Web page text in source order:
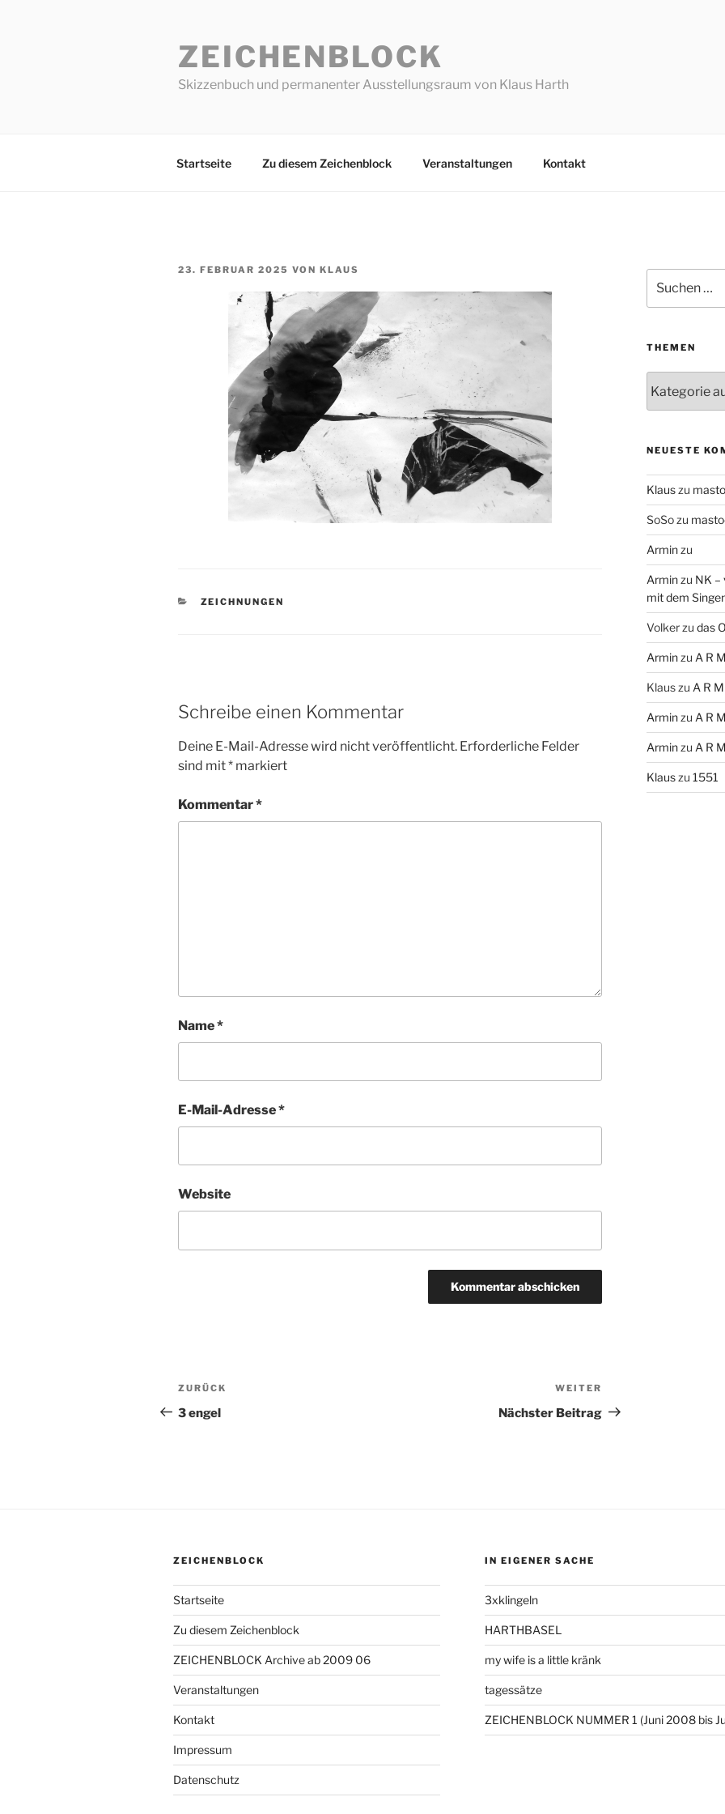
ZEICHENBLOCK
Skizzenbuch und permanenter Ausstellungsraum von Klaus Harth
Startseite Zu diesem Zeichenblock Veranstaltungen Kontakt
VERÖFFENTLICHT
23. FEBRUAR 2025 VON KLAUS
KATEGORIEN
ZEICHNUNGEN
Schreibe einen Kommentar
Deine E-Mail-Adresse wird nicht veröffentlicht. Erforderliche Felder
sind mit* markiert
Kommentar*
Name*
E-Mail-Adresse*
Website
Beitragsnavigation
Vorheriger
Beitrag
ZURÜCK
3 engel
Beitrag
WEITER
Nächster Beitrag
nach:
THEMEN
NEUESTE
Klauszu
SoSozu
Arminzu
Arminzu NK –
mit dem
Volkerzu das
Arminzu A R
Klauszu A R
Arminzu A R
Arminzu A R
Klauszu 1551
ZEICHENBLOCK
Startseite
Zu diesem Zeichenblock
ZEICHENBLOCK Archive ab 2009 06
Veranstaltungen
Kontakt
Impressum
Datenschutz
IN EIGENER SACHE
3xklingeln
HARTHBASEL
my wife is a little kränk
tagessätze
ZEICHENBLOCK NUMMER 1 (Juni 2008 bis